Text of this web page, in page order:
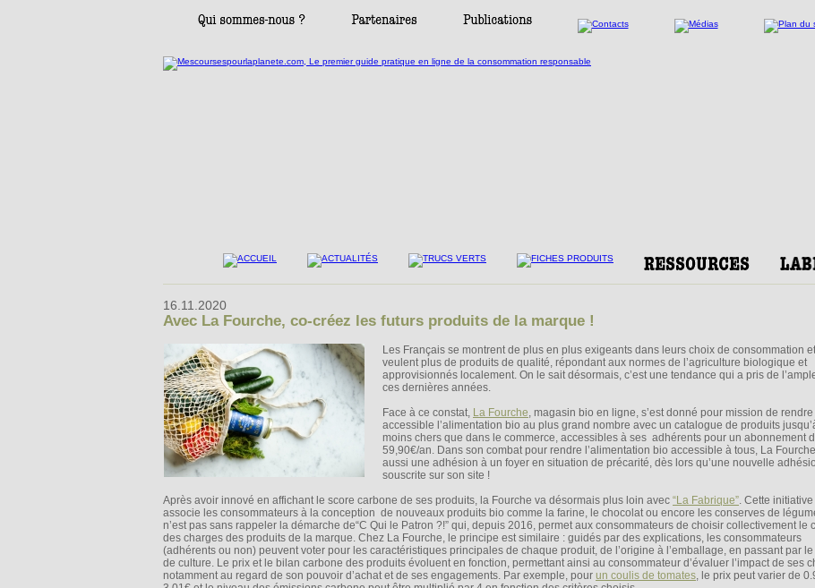
16.11.2020
Avec La Fourche, co-créez les futurs produits de la marque !
Les Français se montrent de plus en plus exigeants dans leurs choix de consommation et
veulent plus de produits de qualité, répondant aux normes de l’agriculture biologique et
approvisionnés localement. On le sait désormais, c’est une tendance qui a pris de
ces dernières années.
Face à ce constat, La Fourche, magasin bio en ligne, s’est donné pour mission de rendre
accessible l’alimentation bio au plus grand nombre avec un catalogue de produits
moins chers que dans le commerce, accessibles à ses adhérents pour un abonnement
59,90€/an. Dans son combat pour rendre l’alimentation bio accessible à tous, La
aussi une adhésion à un foyer en situation de précarité, dès lors qu’une nouvelle
souscrite sur son site !
Après avoir innové en affichant le score carbone de ses produits, la Fourche va désormais plus loin avec “La Fabrique”. Cette initiative
associe les consommateurs à la conception de nouveaux produits bio comme la farine, le chocolat ou encore les conserves de
n’est pas sans rappeler la démarche de“C Qui le Patron ?!” qui, depuis 2016, permet aux consommateurs de choisir collectivement le
des charges des produits de la marque. Chez La Fourche, le principe est similaire : guidés par des explications, les consommateurs
(adhérents ou non) peuvent voter pour les caractéristiques principales de chaque produit, de l’origine à l’emballage, en passant par le
de culture. Le prix et le bilan carbone des produits évoluent en fonction, permettant ainsi au consommateur d’évaluer l’impact de ses
notamment au regard de son pouvoir d’achat et de ses engagements. Par exemple, pour un coulis de tomates, le prix peut varier de